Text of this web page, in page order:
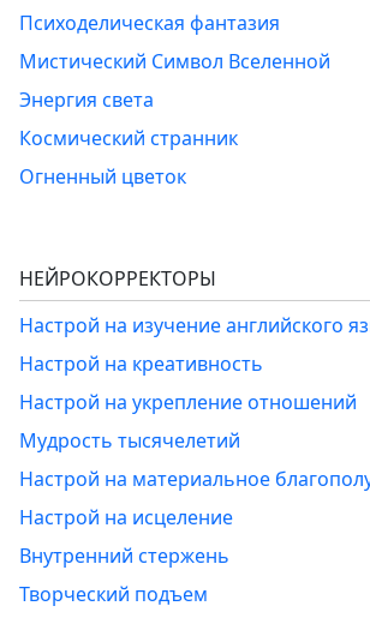
Психоделическая фантазия
Мистический Символ Вселенной
Энергия света
Космический странник
Огненный цветок
НЕЙРОКОРРЕКТОРЫ
Настрой на изучение английского
Настрой на креативность
Настрой на укрепление отношений
Мудрость тысячелетий
Настрой на материальное
Настрой на исцеление
Внутренний стержень
Творческий подъем